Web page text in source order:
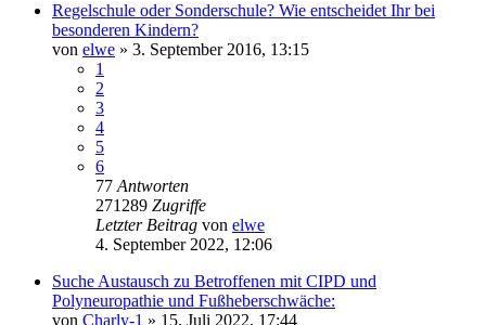
Regelschule oder Sonderschule? Wie entscheidet Ihr bei
besonderen Kindern?
von elwe » 3. September 2016, 13:15
1
2
3
4
5
6
77 Antworten
271289 Zugriffe
Letzter Beitrag von elwe
4. September 2022, 12:06
Suche Austausch zu Betroffenen mit CIPD und
Polyneuropathie und Fußheberschwäche:
von Charly-1 » 15. Juli 2022, 17:44